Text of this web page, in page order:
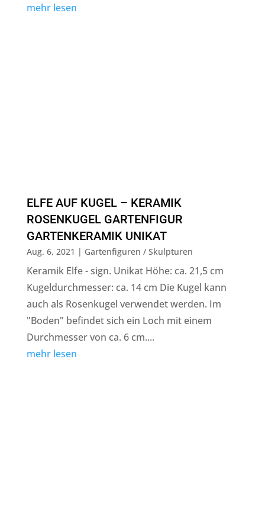
mehr lesen
ELFE AUF KUGEL – KERAMIK
ROSENKUGEL GARTENFIGUR
GARTENKERAMIK UNIKAT
Aug. 6, 2021 | Gartenfiguren / Skulpturen
Keramik Elfe - sign. Unikat Höhe: ca. 21,5 cm
Kugeldurchmesser: ca. 14 cm Die Kugel kann
auch als Rosenkugel verwendet werden. Im
"Boden" befindet sich ein Loch mit einem
Durchmesser von ca. 6 cm....
mehr lesen